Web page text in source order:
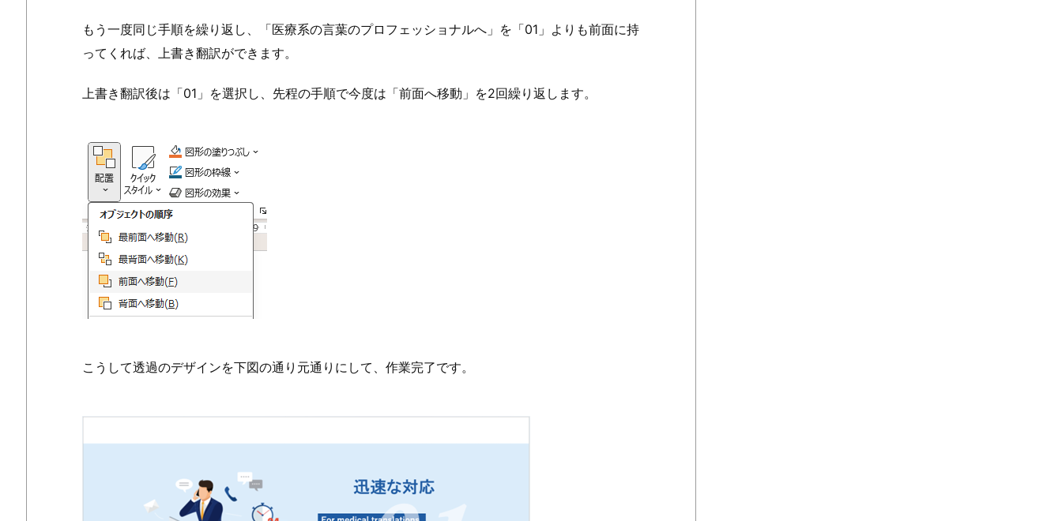
もう一度同じ手順を繰り返し、「医療系の言葉のプロフェッショナルへ」を「01」よりも前面に持
ってくれば、上書き翻訳ができます。
上書き翻訳後は「01」を選択し、先程の手順で今度は「前面へ移動」を2回繰り返します。
こうして透過のデザインを下図の通り元通りにして、作業完了です。